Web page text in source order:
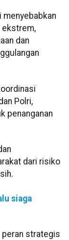
menyebabkan
ekstrem,
dan
Polri,
penanganan
dari risiko
siaga
peran strategis